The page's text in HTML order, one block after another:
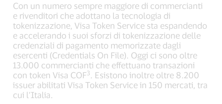
Con un numero sempre maggiore di commercianti
e rivenditori che adottano la tecnologia di
tokenizzazione, Visa Token Service sta espandendo
e accelerando i suoi sforzi di tokenizzazione delle
credenziali di pagamento memorizzate dagli
esercenti (Credentials On File). Oggi ci sono oltre
13.000 commercianti che effettuano transazioni
con token Visa COF3 . Esistono inoltre oltre 8.200
issuer abilitati Visa Token Service in 150 mercati, tra
cui l’Italia.